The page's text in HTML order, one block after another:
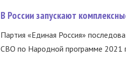
В России запускают
Партия «Единая Россия»
СВО по Народной программе 2021